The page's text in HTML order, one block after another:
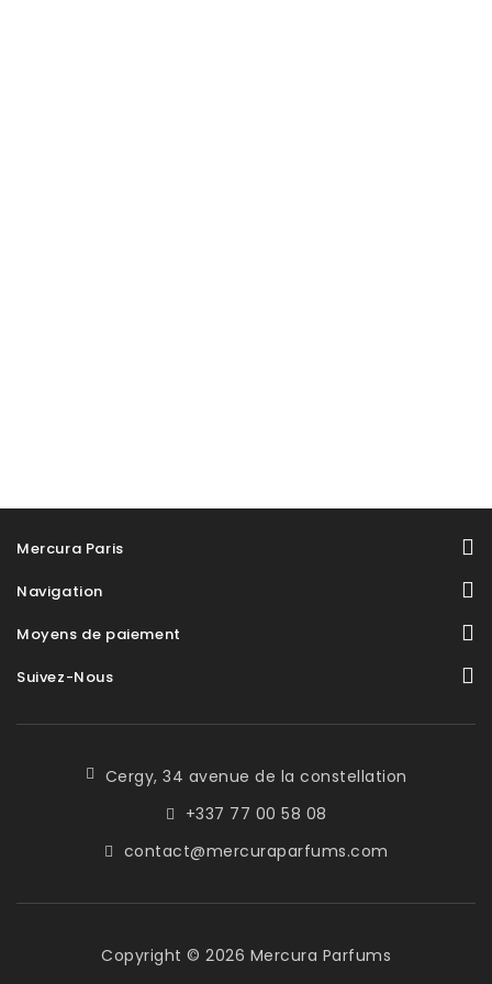
Mercura Paris
Navigation
Moyens de paiement
Suivez-Nous
Cergy, 34 avenue de la constellation
+337 77 00 58 08
contact@mercuraparfums.com
Copyright © 2026 Mercura Parfums